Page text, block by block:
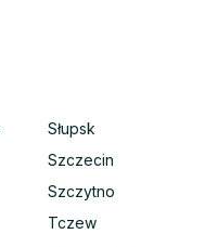
Słupsk
Szczecin
Szczytno
Tczew